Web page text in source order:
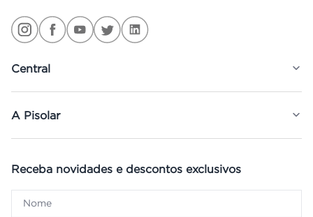
Central
A Pisolar
Receba novidades e descontos exclusivos